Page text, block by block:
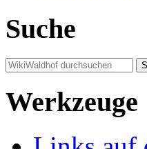
Suche
Werkzeuge